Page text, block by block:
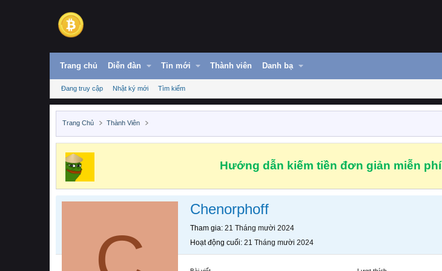
Trang chủ Diễn đàn Tin mới Thành viên Danh bạ
Đang truy cập Nhật ký mới Tìm kiếm
Trang Chủ Thành Viên
Hướng dẫn kiếm tiền đơn giản miễn phí
Chenorphoff
Tham gia 21 Tháng mười 2024
Hoạt động cuối 21 Tháng mười 2024